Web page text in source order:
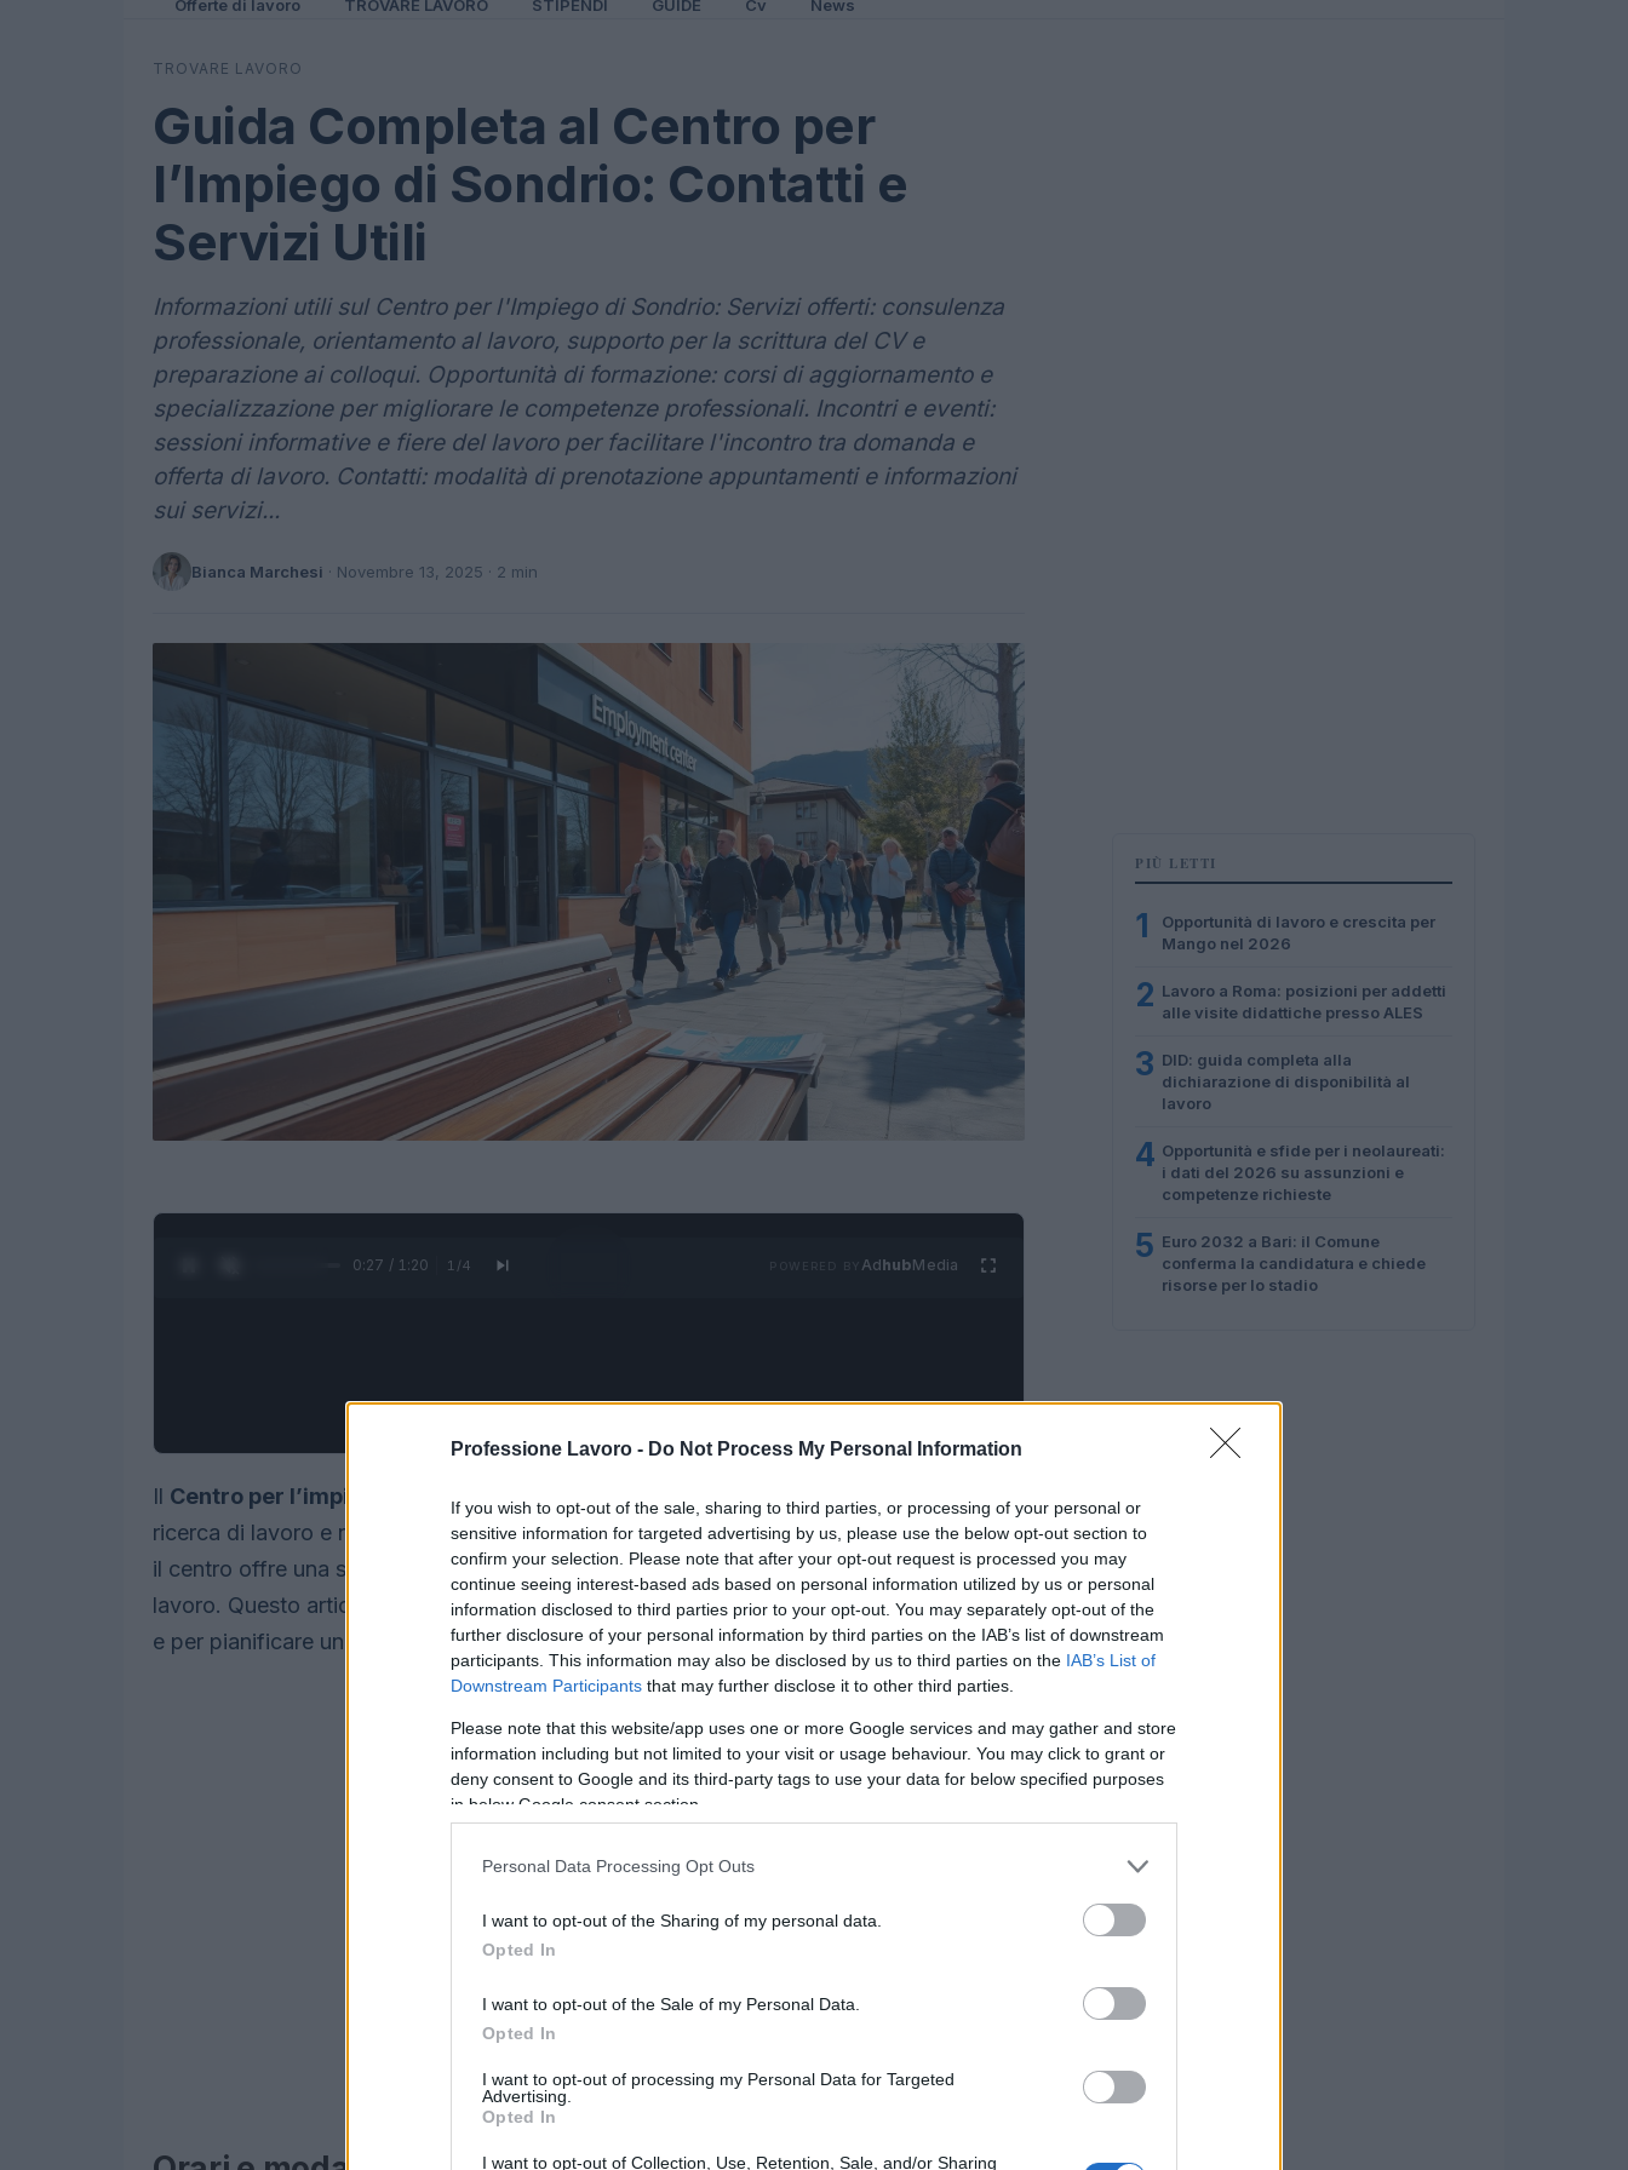
Professione Lavoro - Do Not Process My Personal Information
If you wish to opt-out of the sale, sharing to third parties, or processing of your personal or
sensitive information for targeted advertising by us, please use the below opt-out section to
confirm your selection. Please note that after your opt-out request is processed you may
continue seeing interest-based ads based on personal information utilized by us or personal
information disclosed to third parties prior to your opt-out. You may separately opt-out of the
further disclosure of your personal information by third parties on the IAB’s list of downstream
participants. This information may also be disclosed by us to third parties on the IAB’s List of
Downstream Participants that may further disclose it to other third parties.
Please note that this website/app uses one or more Google services and may gather and store
information including but not limited to your visit or usage behaviour. You may click to grant or
deny consent to Google and its third-party tags to use your data for below specified purposes
in below Google consent section.
Personal Data Processing Opt Outs
I want to opt-out of the Sharing of my personal data.
Opted In
I want to opt-out of the Sale of my Personal Data.
Opted In
I want to opt-out of processing my Personal Data for Targeted
Advertising.
Opted In
I want to opt-out of Collection, Use, Retention, Sale, and/or Sharing
Offerte di lavoro TROVARE LAVORO STIPENDI GUIDE Cv News
TROVARE LAVORO
Guida Completa al Centro per
l’Impiego di Sondrio: Contatti e
Servizi Utili
Informazioni utili sul Centro per l'Impiego di Sondrio: Servizi offerti: consulenza
professionale, orientamento al lavoro, supporto per la scrittura del CV e
preparazione ai colloqui. Opportunità di formazione: corsi di aggiornamento e
specializzazione per migliorare le competenze professionali. Incontri e eventi:
sessioni informative e fiere del lavoro per facilitare l'incontro tra domanda e
offerta di lavoro. Contatti: modalità di prenotazione appuntamenti e informazioni
sui servizi...
Bianca Marchesi · Novembre 13, 2025 · 2 min
0:28 / 1:20 1 /4 AdhubMedia
Il Centro per l’impiego di Sondrio
riveste un ruolo fondamentale nel supporto alla
ricerca di lavoro e nella formazione professionale dei cittadini. Situato inVia Trieste, 8,
il centro offre una serie di servizi volti a facilitare l’incontro tra domanda e offerta di
lavoro. Questo articolo fornisce tutte le informazioni necessarie per contattare il centro
e per pianificare un appuntamento.
PIÙ LETTI
1
Opportunità di lavoro e crescita per
Mango nel 2026
2 Lavoro a Roma: posizioni per addetti
alle visite didattiche presso ALES
3 DID: guida completa alla
dichiarazione di disponibilità al
lavoro
4 Opportunità e sfide per i neolaureati:
i dati del 2026 su assunzioni e
competenze richieste
5 Euro 2032 a Bari: il Comune
conferma la candidatura e chiede
risorse per lo stadio